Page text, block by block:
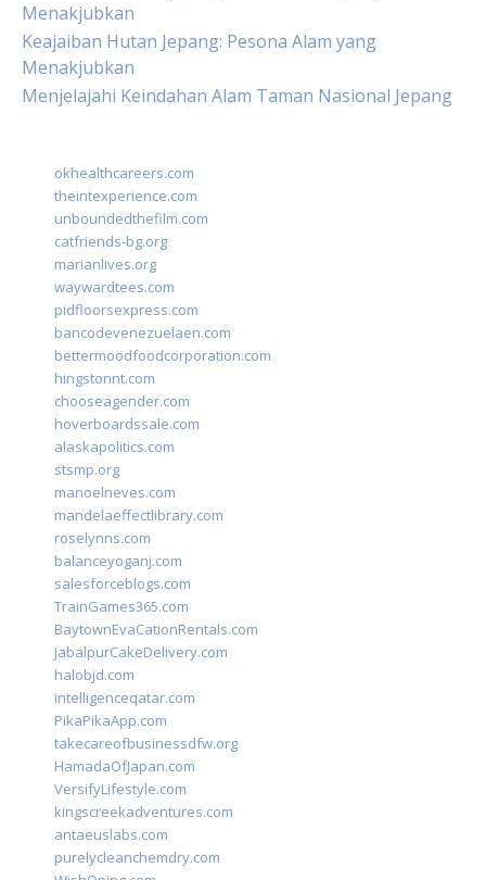
Menakjubkan
Keajaiban Hutan Jepang: Pesona Alam yang
Menakjubkan
Menjelajahi Keindahan Alam Taman Nasional Jepang
okhealthcareers.com
theintexperience.com
unboundedthefilm.com
catfriends-bg.org
marianlives.org
waywardtees.com
pidfloorsexpress.com
bancodevenezuelaen.com
bettermoodfoodcorporation.com
hingstonnt.com
chooseagender.com
hoverboardssale.com
alaskapolitics.com
stsmp.org
manoelneves.com
mandelaeffectlibrary.com
roselynns.com
balanceyoganj.com
salesforceblogs.com
TrainGames365.com
BaytownEvaCationRentals.com
JabalpurCakeDelivery.com
halobjd.com
intelligenceqatar.com
PikaPikaApp.com
takecareofbusinessdfw.org
HamadaOfJapan.com
VersifyLifestyle.com
kingscreekadventures.com
antaeuslabs.com
purelycleanchemdry.com